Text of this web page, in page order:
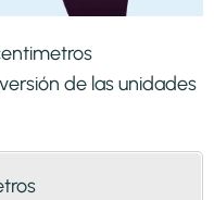
de las unidades